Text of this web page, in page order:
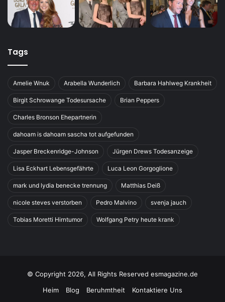
Tags
Amelie Wnuk Arabella Wunderlich Barbara Hahlweg Krankheit
Birgit Schrowange Todesursache Brian Peppers
Charles Bronson Ehepartnerin
dahoam is dahoam sascha tot aufgefunden
Jasper Breckenridge-Johnson Jürgen Drews Todesanzeige
Lisa Eckhart Lebensgefährte Luca Leon Gorgoglione
mark und lydia benecke trennung Matthias Deiß
nicole steves verstorben Pedro Malvino svenja jauch
Tobias Moretti Hirntumor Wolfgang Petry heute krank
© Copyright 2026, All Rights Reserved esmagazine.de
Heim
Blog Beruhmtheit Kontaktiere Uns